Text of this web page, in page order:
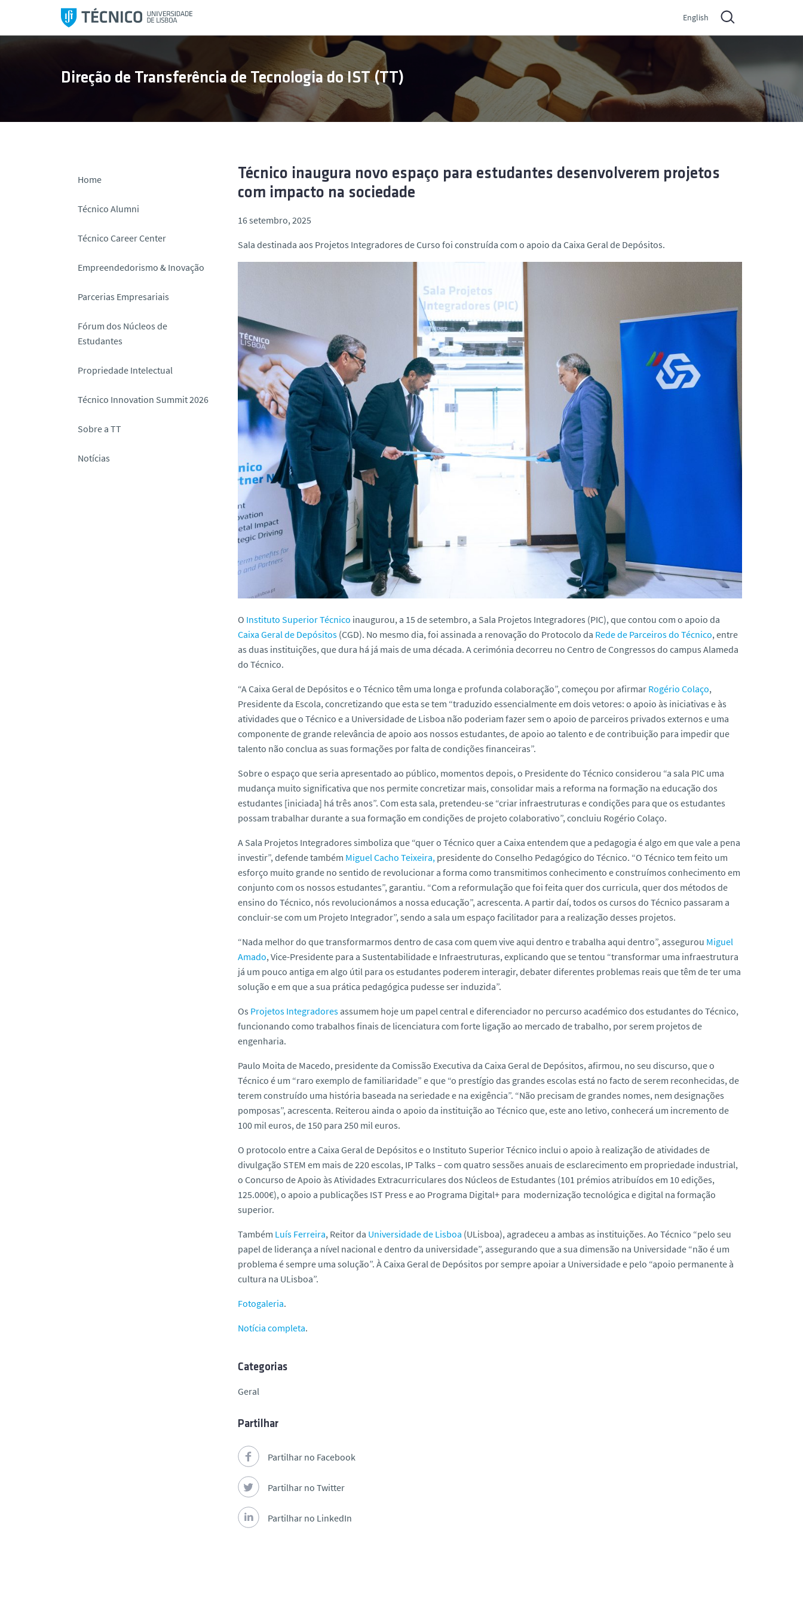
l
English
Direção de Transferência de Tecnologia do IST (TT)
Home
Técnico Alumni
Técnico Career Center
Empreendedorismo & Inovação
Parcerias Empresariais
Fórum dos Núcleos de
Estudantes
Propriedade Intelectual
Técnico Innovation Summit 2026
Sobre a TT
Notícias
Técnico inaugura novo espaço para estudantes desenvolverem projetos
com impacto na sociedade
16 setembro, 2025
Sala destinada aos Projetos Integradores de Curso foi construída com o apoio da Caixa Geral de Depósitos.
O Instituto Superior Técnico inaugurou, a 15 de setembro, a Sala Projetos Integradores (PIC), que contou com o apoio da
Caixa Geral de Depósitos (CGD). No mesmo dia, foi assinada a renovação do Protocolo da Rede de Parceiros do Técnico, entre
as duas instituições, que dura há já mais de uma década. A cerimónia decorreu no Centro de Congressos do campus Alameda
do Técnico.
“A Caixa Geral de Depósitos e o Técnico têm uma longa e profunda colaboração”, começou por afirmar Rogério Colaço,
Presidente da Escola, concretizando que esta se tem “traduzido essencialmente em dois vetores: o apoio às iniciativas e às
atividades que o Técnico e a Universidade de Lisboa não poderiam fazer sem o apoio de parceiros privados externos e uma
componente de grande relevância de apoio aos nossos estudantes, de apoio ao talento e de contribuição para impedir que
talento não conclua as suas formações por falta de condições financeiras”.
Sobre o espaço que seria apresentado ao público, momentos depois, o Presidente do Técnico considerou “a sala PIC uma
mudança muito significativa que nos permite concretizar mais, consolidar mais a reforma na formação na educação dos
estudantes [iniciada] há três anos”. Com esta sala, pretendeu-se “criar infraestruturas e condições para que os estudantes
possam trabalhar durante a sua formação em condições de projeto colaborativo”, concluiu Rogério Colaço.
A Sala Projetos Integradores simboliza que “quer o Técnico quer a Caixa entendem que a pedagogia é algo em que vale a pena
investir”, defende também Miguel Cacho Teixeira, presidente do Conselho Pedagógico do Técnico. “O Técnico tem feito um
esforço muito grande no sentido de revolucionar a forma como transmitimos conhecimento e construímos conhecimento em
conjunto com os nossos estudantes”, garantiu. “Com a reformulação que foi feita quer dos curricula, quer dos métodos de
ensino do Técnico, nós revolucionámos a nossa educação”, acrescenta. A partir daí, todos os cursos do Técnico passaram a
concluir-se com um Projeto Integrador”, sendo a sala um espaço facilitador para a realização desses projetos.
“Nada melhor do que transformarmos dentro de casa com quem vive aqui dentro e trabalha aqui dentro”, assegurou Miguel
Amado, Vice-Presidente para a Sustentabilidade e Infraestruturas, explicando que se tentou “transformar uma infraestrutura
já um pouco antiga em algo útil para os estudantes poderem interagir, debater diferentes problemas reais que têm de ter uma
solução e em que a sua prática pedagógica pudesse ser induzida”.
Os Projetos Integradores assumem hoje um papel central e diferenciador no percurso académico dos estudantes do Técnico,
funcionando como trabalhos finais de licenciatura com forte ligação ao mercado de trabalho, por serem projetos de
engenharia.
Paulo Moita de Macedo, presidente da Comissão Executiva da Caixa Geral de Depósitos, afirmou, no seu discurso, que o
Técnico é um “raro exemplo de familiaridade” e que “o prestígio das grandes escolas está no facto de serem reconhecidas, de
terem construído uma história baseada na seriedade e na exigência”. “Não precisam de grandes nomes, nem designações
pomposas”, acrescenta. Reiterou ainda o apoio da instituição ao Técnico que, este ano letivo, conhecerá um incremento de
100 mil euros, de 150 para 250 mil euros.
O protocolo entre a Caixa Geral de Depósitos e o Instituto Superior Técnico inclui o apoio à realização de atividades de
divulgação STEM em mais de 220 escolas, IP Talks – com quatro sessões anuais de esclarecimento em propriedade industrial,
o Concurso de Apoio às Atividades Extracurriculares dos Núcleos de Estudantes (101 prémios atribuídos em 10 edições,
125.000€), o apoio a publicações IST Press e ao Programa Digital+ para modernização tecnológica e digital na formação
superior.
Também Luís Ferreira, Reitor da Universidade de Lisboa (ULisboa), agradeceu a ambas as instituições. Ao Técnico “pelo seu
papel de liderança a nível nacional e dentro da universidade”, assegurando que a sua dimensão na Universidade “não é um
problema é sempre uma solução”. À Caixa Geral de Depósitos por sempre apoiar a Universidade e pelo “apoio permanente à
cultura na ULisboa”.
Fotogaleria.
Notícia completa.
Categorias
Geral
Partilhar
Partilhar no Facebook
Partilhar no Twitter
Partilhar no LinkedIn